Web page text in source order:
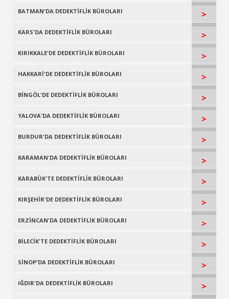
BATMAN'DA DEDEKTİFLİK BÜROLARI >
KARS'DA DEDEKTİFLİK BÜROLARI >
KIRIKKALE'DE DEDEKTİFLİK BÜROLARI >
HAKKARİ'DE DEDEKTİFLİK BÜROLARI >
BİNGÖL'DE DEDEKTİFLİK BÜROLARI >
YALOVA'DA DEDEKTİFLİK BÜROLARI >
BURDUR'DA DEDEKTİFLİK BÜROLARI >
KARAMAN'DA DEDEKTİFLİK BÜROLARI >
KARABÜK'TE DEDEKTİFLİK BÜROLARI >
KIRŞEHİR'DE DEDEKTİFLİK BÜROLARI >
ERZİNCAN'DA DEDEKTİFLİK BÜROLARI >
BİLECİK'TE DEDEKTİFLİK BÜROLARI >
SİNOP'DA DEDEKTİFLİK BÜROLARI >
IĞDIR'DA DEDEKTİFLİK BÜROLARI >